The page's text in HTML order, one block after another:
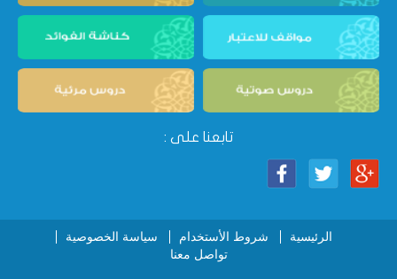
تابعنا على :
الرئيسية شروط الأستخدام
سياسة الخصوصية
تواصل معنا